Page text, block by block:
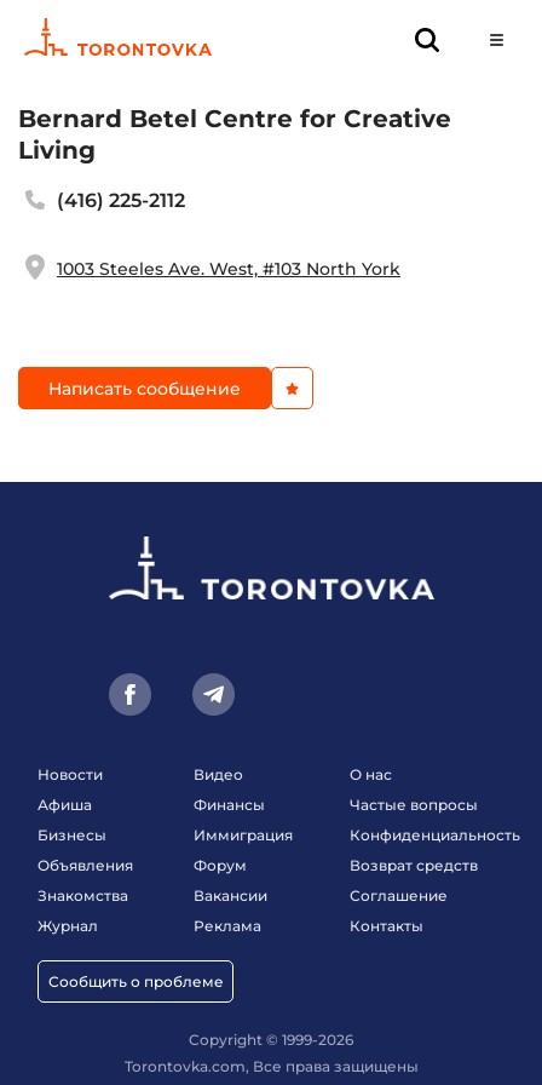
Bernard Betel Centre for Creative
Living
(416) 225-2112
1003 Steeles Ave. West, #103 North York
Написать сообщение
Новости
Афиша
Бизнесы
Объявления
Знакомства
Журнал
Сообщить о проблеме
Видео
Финансы
Иммиграция
Форум
Вакансии
Реклама
О нас
Частые вопросы
Конфиденциальность
Возврат средств
Соглашение
Контакты
Copyright © 1999-2026
Torontovka.com, Все права защищены